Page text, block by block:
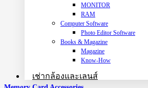
MONITOR
RAM
Computer Software
Photo Editor Software
Books & Magazine
Magazine
Know-How
เช่ากล้องและเลนส์